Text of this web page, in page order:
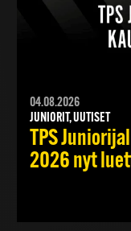
04.08.2026
JUNIORIT, UUTISET
TPS
2026 nyt